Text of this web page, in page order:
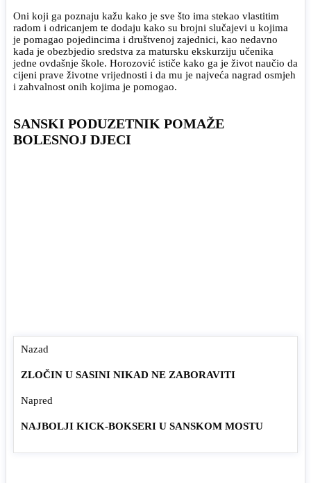
Oni koji ga poznaju kažu kako je sve što ima stekao vlastitim
radom i odricanjem te dodaju kako su brojni slučajevi u kojima
je pomagao pojedincima i društvenoj zajednici, kao nedavno
kada je obezbjedio sredstva za matursku ekskurziju učenika
jedne ovdašnje škole. Horozović ističe kako ga je život naučio da
cijeni prave životne vrijednosti i da mu je najveća nagrad osmjeh
i zahvalnost onih kojima je pomogao.
SANSKI PODUZETNIK POMAŽE
BOLESNOJ DJECI
Nazad
ZLOČIN U SASINI NIKAD NE ZABORAVITI
Napred
NAJBOLJI KICK-BOKSERI U SANSKOM MOSTU